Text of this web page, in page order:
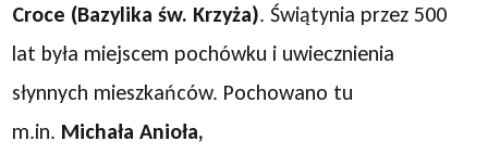
Croce (Bazylika św. Krzyża). Świątynia przez 500
lat była miejscem pochówku i uwiecznienia
słynnych mieszkańców. Pochowano tu
m.in. Michała Anioła,